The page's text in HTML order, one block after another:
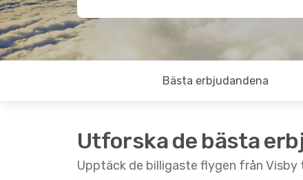
Bästa erbjudandena
Utforska de bästa
Upptäck de billigaste flygen från Visby